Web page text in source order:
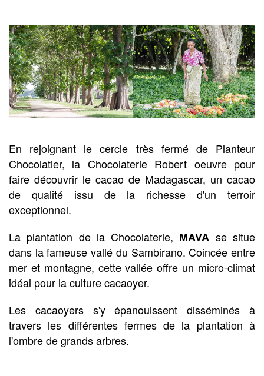
En rejoignant le cercle très fermé de Planteur
Chocolatier, la Chocolaterie Robert oeuvre pour
faire découvrir le cacao de Madagascar, un cacao
de qualité issu de la richesse d'un terroir
exceptionnel.
La plantation de la Chocolaterie, MAVA se situe
dans la fameuse vallé du Sambirano. Coincée entre
mer et montagne, cette vallée offre un micro-climat
idéal pour la culture cacaoyer.
Les cacaoyers s'y épanouissent disséminés à
travers les différentes fermes de la plantation à
l'ombre de grands arbres.